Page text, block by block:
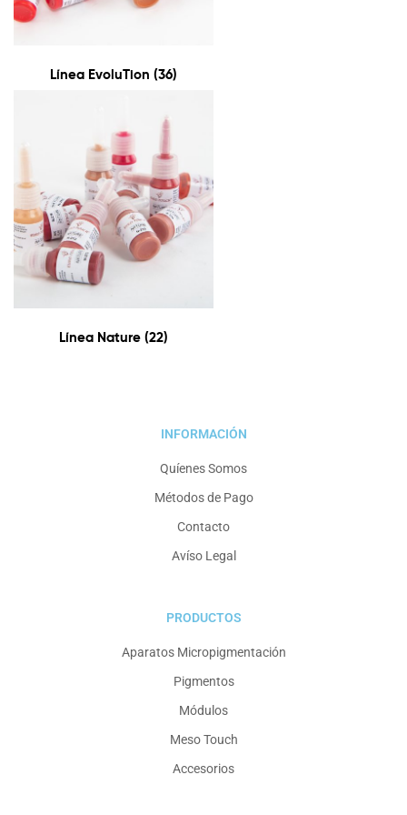
Línea EvoluTion (36)
Línea Nature (22)
INFORMACIÓN
Quíenes Somos
Métodos de Pago
Contacto
Avíso Legal
PRODUCTOS
Aparatos Micropigmentación
Pigmentos
Módulos
Meso Touch
Accesorios